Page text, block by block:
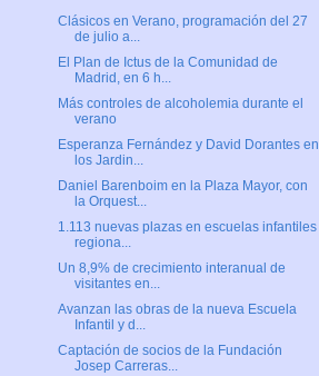
Clásicos en Verano, programación del 27
de julio a...
El Plan de Ictus de la Comunidad de
Madrid, en 6 h...
Más controles de alcoholemia durante el
verano
Esperanza Fernández y David Dorantes en
los Jardin...
Daniel Barenboim en la Plaza Mayor, con
la Orquest...
1.113 nuevas plazas en escuelas infantiles
regiona...
Un 8,9% de crecimiento interanual de
visitantes en...
Avanzan las obras de la nueva Escuela
Infantil y d...
Captación de socios de la Fundación
Josep Carreras...